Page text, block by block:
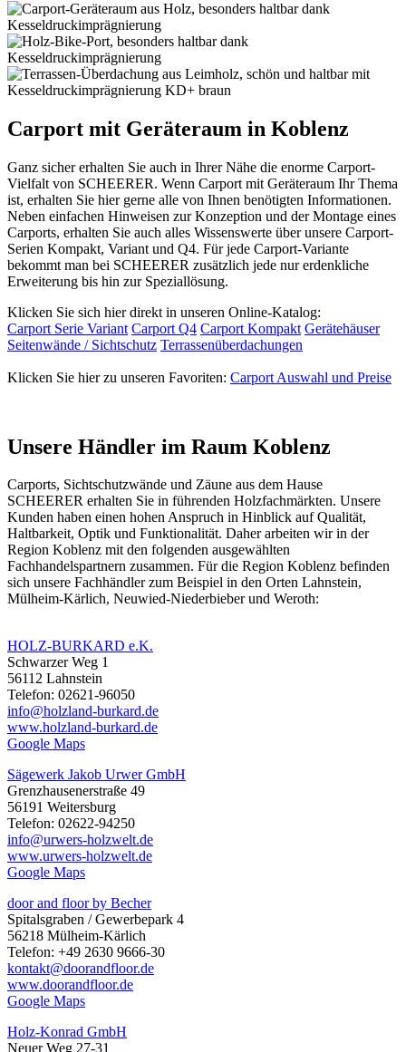
Carport mit Geräteraum in Koblenz
Ganz sicher erhalten Sie auch in Ihrer Nähe die enorme Carport-
Vielfalt von SCHEERER. Wenn Carport mit Geräteraum Ihr Thema
ist, erhalten Sie hier gerne alle von Ihnen benötigten Informationen.
Neben einfachen Hinweisen zur Konzeption und der Montage eines
Carports, erhalten Sie auch alles Wissenswerte über unsere Carport-
Serien Kompakt, Variant und Q4. Für jede Carport-Variante
bekommt man bei SCHEERER zusätzlich jede nur erdenkliche
Erweiterung bis hin zur Speziallösung.
Klicken Sie sich hier direkt in unseren Online-Katalog:
Carport Serie Variant Carport Q4 Carport Kompakt Gerätehäuser
Seitenwände / Sichtschutz Terrassenüberdachungen
Klicken Sie hier zu unseren Favoriten: Carport Auswahl und Preise
Unsere Händler im Raum Koblenz
Carports, Sichtschutzwände und Zäune aus dem Hause
SCHEERER erhalten Sie in führenden Holzfachmärkten. Unsere
Kunden haben einen hohen Anspruch in Hinblick auf Qualität,
Haltbarkeit, Optik und Funktionalität. Daher arbeiten wir in der
Region Koblenz mit den folgenden ausgewählten
Fachhandelspartnern zusammen. Für die Region Koblenz befinden
sich unsere Fachhändler zum Beispiel in den Orten Lahnstein,
Mülheim-Kärlich, Neuwied-Niederbieber und Weroth:
HOLZ-BURKARD e.K.
Schwarzer Weg 1
56112 Lahnstein
Telefon: 02621-96050
info@holzland-burkard.de
www.holzland-burkard.de
Google Maps
Sägewerk Jakob Urwer GmbH
Grenzhausenerstraße 49
56191 Weitersburg
Telefon: 02622-94250
info@urwers-holzwelt.de
www.urwers-holzwelt.de
Google Maps
door and floor by Becher
Spitalsgraben / Gewerbepark 4
56218 Mülheim-Kärlich
Telefon: +49 2630 9666-30
kontakt@doorandfloor.de
www.doorandfloor.de
Google Maps
Holz-Konrad GmbH
Neuer Weg 27-31